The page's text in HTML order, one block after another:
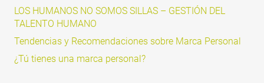
LOS HUMANOS NO SOMOS SILLAS – GESTIÓN DEL
TALENTO HUMANO
Tendencias y Recomendaciones sobre Marca Personal
¿Tú tienes una marca personal?